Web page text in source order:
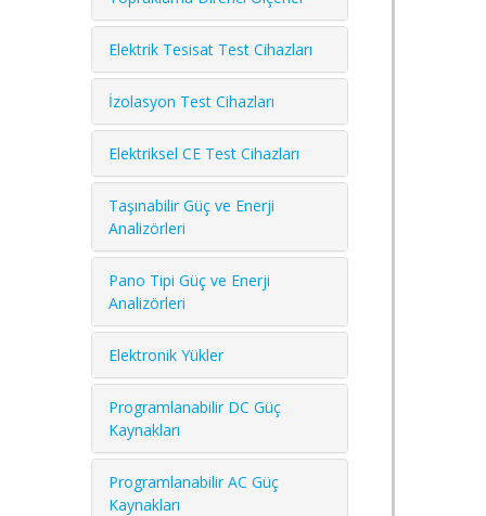
Elektrik Tesisat Test Cihazları
İzolasyon Test Cihazları
Elektriksel CE Test Cihazları
Taşınabilir Güç ve Enerji
Analizörleri
Pano Tipi Güç ve Enerji
Analizörleri
Elektronik Yükler
Programlanabilir DC Güç
Kaynakları
Programlanabilir AC Güç
Kaynakları